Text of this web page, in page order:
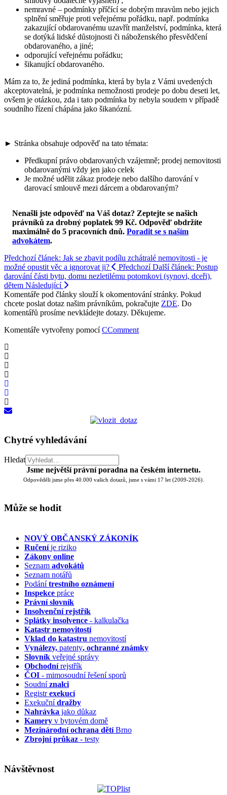
nemravné – podmínky příčící se dobrým mravům nebo jejich
splnění směřuje proti veřejnému pořádku, např. podmínka
zakazující obdarovanému uzavřít manželství, podmínka, která
se dotýká lidské důstojnosti či náboženského přesvědčení
obdarovaného, a jiné;
odporující veřejnému pořádku;
šikanující obdarovaného.
Mám za to, že jediná podmínka, která by byla z Vámi uvedených
akceptovatelná, je podmínka nemožnosti prodeje po dobu deseti let,
ovšem je otázkou, zda i tato podmínka by nebyla soudem v případě
soudního řízení chápána jako šikanózní.
► Stránka obsahuje odpověď na tato témata:
Předkupní právo obdarovaných vzájemně; prodej nemovitosti
obdarovanými vždy jen jako celek
Je možné udělit zákaz prodeje nebo dalšího darování v
darovací smlouvě mezi dárcem a obdarovaným?
Nenašli jste odpověď na Váš dotaz? Zeptejte se našich
právníků za drobný poplatek 99 Kč. Odpověď obdržíte
maximálně do 5 pracovních dnů. Poradit se s naším
advokátem.
Předchozí článek: Jak se zbavit podílu zchátralé nemovitosti - je
možné opustit věc a ignorovat ji?
Předchozí Další článek: Postup
darování části bytu, domu nezletilému potomkovi (synovi, dceři),
dětem Následující
Komentáře pod články slouží k okomentování stránky. Pokud
chcete poslat dotaz našim právníkům, pokračujte ZDE. Do
komentářů prosíme nevkládejte dotazy. Děkujeme.
Komentáře vytvořeny pomocíCComment
Chytré vyhledávání
Hledat
Jsme největší právní poradna na českém internetu.
Odpověděli jsme přes 40.000 vašich dotazů, jsme s vámi 17 let (2009-2026).
Může se hodit
NOVÝ OBČANSKÝ ZÁKONÍK
Ručeníje riziko
Zákony online
Seznam advokátů
Seznam notářů
Podánítrestního oznámení
Inspekce práce
Právní slovník
Insolvenčnírejstřík
Splátky insolvence - kalkulačka
Katastr nemovitostí
Vklad do katastru nemovitostí
Vynálezy, patenty, ochranné známky
Slovník veřejné správy
Obchodnírejstřík
ČOI - mimosoudní řešení sporů
Soudníznalci
Registrexekucí
Exekučnídražby
Nahrávka jako důkaz
Kamery v bytovém domě
Mezinárodní ochrana dětíBrno
Zbrojní průkaz - testy
Návštěvnost